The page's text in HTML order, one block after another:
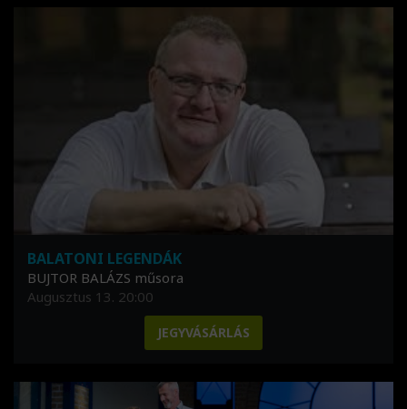
BALATONI LEGENDÁK
BUJTOR BALÁZS műsora
Augusztus 13. 20:00
JEGYVÁSÁRLÁS